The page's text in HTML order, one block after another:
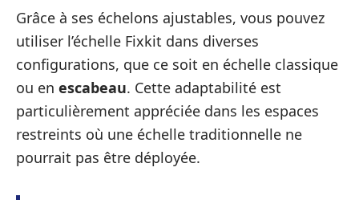
Grâce à ses échelons ajustables, vous pouvez
utiliser l’échelle Fixkit dans diverses
configurations, que ce soit en échelle classique
ou en escabeau. Cette adaptabilité est
particulièrement appréciée dans les espaces
restreints où une échelle traditionnelle ne
pourrait pas être déployée.